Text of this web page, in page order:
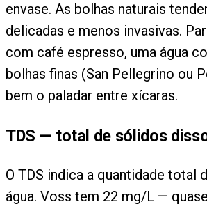
envase. As bolhas naturais
delicadas e menos invasivas.
com café espresso, uma água
bolhas finas (San Pellegrino ou
bem o paladar entre xícaras.
TDS — total de sólidos
O TDS indica a quantidade total
água. Voss tem 22 mg/L —